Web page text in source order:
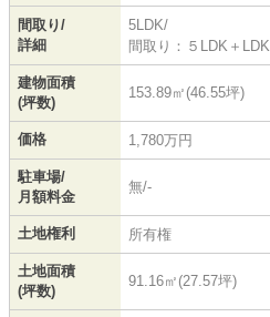
間取り/
詳細
5LDK/
間取り：５LDK＋LDK
建物面積
(坪数)
153.89㎡(46.55坪)
価格 1,780万円
駐車場/
月額料金
無/-
土地権利 所有権
土地面積
(坪数)
91.16㎡(27.57坪)